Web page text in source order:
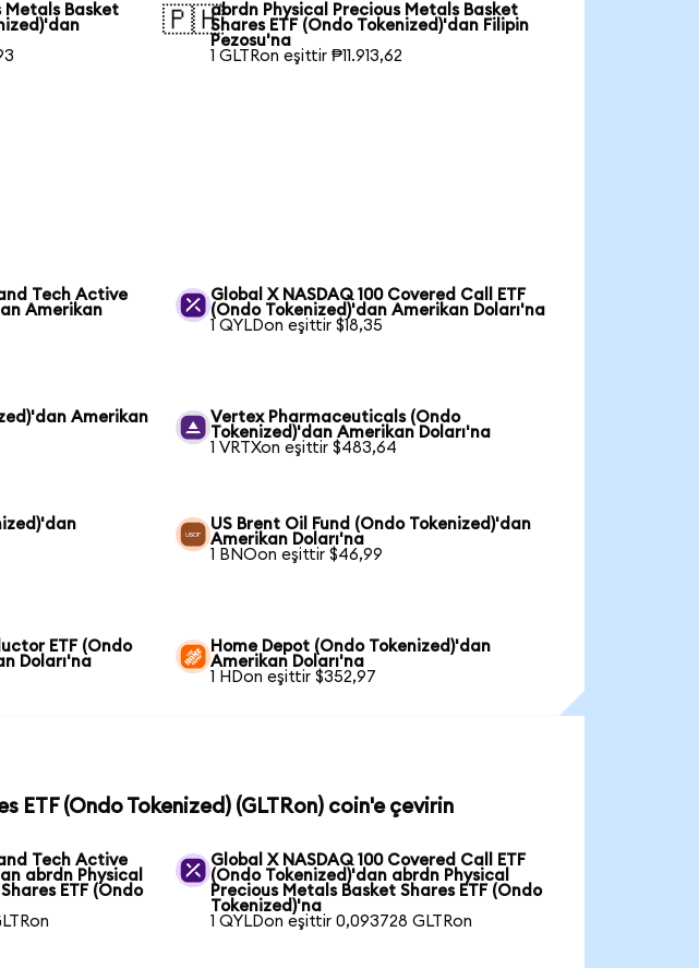
Metals Basket
🇵🇭abrdn Physical Precious Metals Basket
Shares ETF (Ondo Tokenized)'dan Filipin
Pezosu'na
1 GLTRon eşittir ₱11.913,62
Tech Active
Amerikan
Global X NASDAQ 100 Covered Call ETF
(Ondo Tokenized)'dan Amerikan Doları'na
1 QYLDon eşittir $18,35
Amerikan
Vertex Pharmaceuticals (Ondo
Tokenized)'dan Amerikan Doları'na
1 VRTXon eşittir $483,64
US Brent Oil Fund (Ondo Tokenized)'dan
Amerikan Doları'na
1 BNOon eşittir $46,99
ETF (Ondo
Doları'na
Home Depot (Ondo Tokenized)'dan
Amerikan Doları'na
1 HDon eşittir $352,97
(Ondo Tokenized) (GLTRon) coin'e çevirin
Tech Active
abrdn Physical
ETF (Ondo
Global X NASDAQ 100 Covered Call ETF
(Ondo Tokenized)'dan abrdn Physical
Precious Metals Basket Shares ETF (Ondo
Tokenized)'na
1 QYLDon eşittir 0,093728 GLTRon